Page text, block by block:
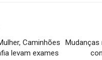
Caminhões
levam exames